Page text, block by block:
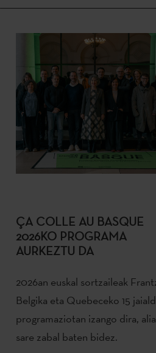
ÇA COLLE AU BASQUE
2026KO PROGRAMA
AURKEZTU DA
2026an euskal sortzaileak
Belgika eta Quebeceko 15
programaziotan izango dira,
sare zabal baten bidez.